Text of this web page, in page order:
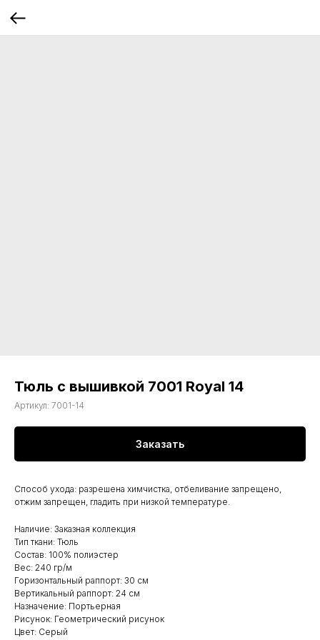
Тюль с вышивкой 7001 Royal 14
Артикул: 7001-14
Заказать
Способ ухода: разрешена химчистка, отбеливание запрещено,
отжим запрещен, гладить при низкой температуре.
Наличие: Заказная коллекция
Тип ткани: Тюль
Состав: 100% полиэстер
Вес: 240 гр/м
Горизонтальный раппорт: 30 см
Вертикальный раппорт: 24 см
Назначение: Портьерная
Рисунок: Геометрический рисунок
Цвет: Серый